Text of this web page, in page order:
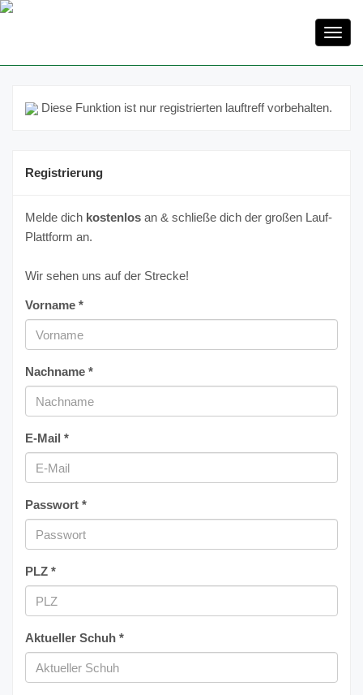
Diese Funktion ist nur registrierten lauftreff vorbehalten.
Registrierung
Melde dich kostenlos an & schließe dich der großen Lauf-
Plattform an.
Wir sehen uns auf der Strecke!
Vorname *
Nachname *
E-Mail *
Passwort *
PLZ *
Aktueller Schuh *